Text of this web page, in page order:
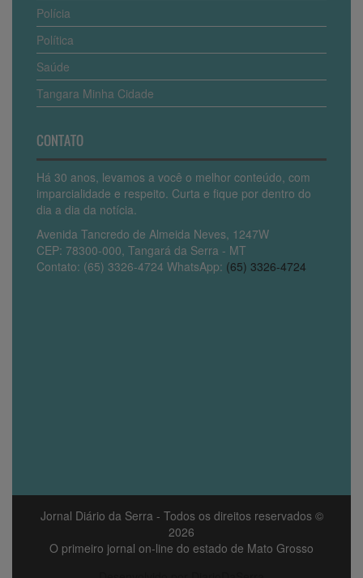
Polícia
Política
Saúde
Tangara Minha Cidade
CONTATO
Há 30 anos, levamos a você o melhor conteúdo, com
imparcialidade e respeito. Curta e fique por dentro do
dia a dia da notícia.
Avenida Tancredo de Almeida Neves, 1247W
CEP: 78300-000, Tangará da Serra - MT
Contato: (65) 3326-4724 WhatsApp: (65) 3326-4724
Jornal Diário da Serra - Todos os direitos reservados ©
2026
O primeiro jornal on-line do estado de Mato Grosso